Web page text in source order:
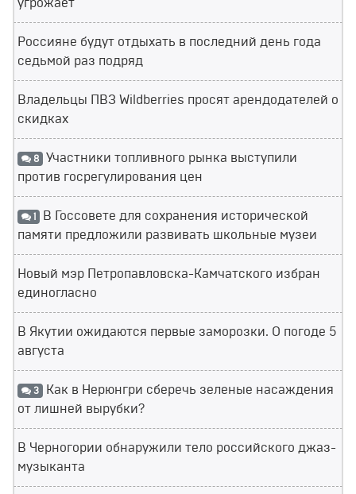
угрожает
Россияне будут отдыхать в последний день года
седьмой раз подряд
Владельцы ПВЗ Wildberries просят арендодателей о
скидках
8 Участники топливного рынка выступили
против госрегулирования цен
1 В Госсовете для сохранения исторической
памяти предложили развивать школьные музеи
Новый мэр Петропавловска-Камчатского избран
единогласно
В Якутии ожидаются первые заморозки. О погоде 5
августа
3 Как в Нерюнгри сберечь зеленые насаждения
от лишней вырубки?
В Черногории обнаружили тело российского джаз-
музыканта